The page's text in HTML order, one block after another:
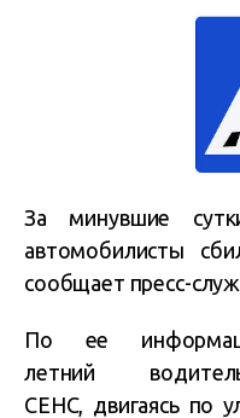
За минувшие
автомобилисты
сообщает пресс-
По ее инф
летний
СЕНС, двигаясь по